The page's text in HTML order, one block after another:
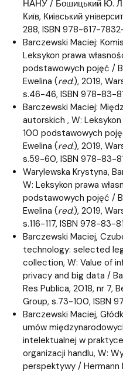
НАНУ / Бошицький Ю.
Киïв, Киïвський
288, ISBN 978-617-
Barczewski Maciej:
Leksykon prawa
podstawowych pojęć /
Ewelina (red.), 2019,
s.46-46, ISBN 978-83-
Barczewski Maciej:
autorskich , W:
100 podstawowych
Ewelina (red.), 2019,
s.59-60, ISBN 978-83-
Warylewska Krystyna,
W: Leksykon prawa
podstawowych pojęć /
Ewelina (red.), 2019,
s.116-117, ISBN 978-83-
Barczewski Maciej,
technology: selected
collection, W: Value of
privacy and big data /
Res Publica, 2018, nr 7,
Group, s.73-100, ISBN
Barczewski Maciej,
umów
intelektualnej w
organizacji handlu, W:
perspektywy / Hermann